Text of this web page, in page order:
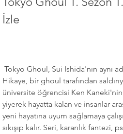
İzle
Hikaye, bir ghoul tarafından
üniversite öğrencisi Ken Kaneki'nin
yiyerek hayatta kalan ve insanlar
yeni hayatına uyum sağlamaya
sıkışıp kalır. Seri, karanlık